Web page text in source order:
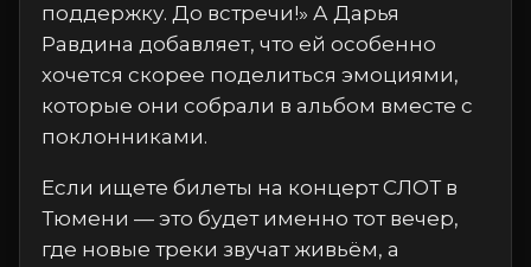
поддержку. До встречи!» А Дарья
Равдина добавляет, что ей особенно
хочется скорее поделиться эмоциями,
которые они собрали в альбом вместе с
поклонниками.
Если ищете билеты на концерт СЛОТ в
Тюмени — это будет именно тот вечер,
где новые треки звучат живьём, а